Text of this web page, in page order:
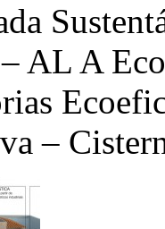
AL A
–